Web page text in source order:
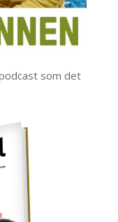
som det